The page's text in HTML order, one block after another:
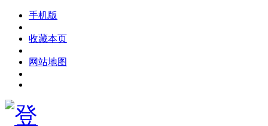
手机版
收藏本页
网站地图